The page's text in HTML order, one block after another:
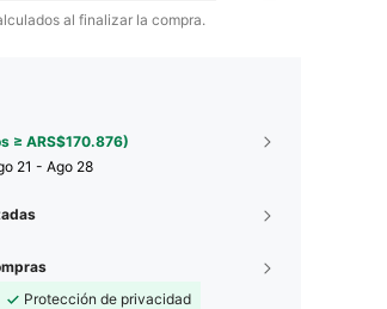
al finalizar la compra.
≥ ARS$170.876)
21 - Ago 28
Protección de privacidad